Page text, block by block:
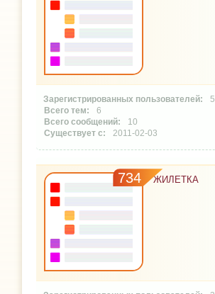
5
6
10
2011-02-03
734 ЖИЛЕТКА